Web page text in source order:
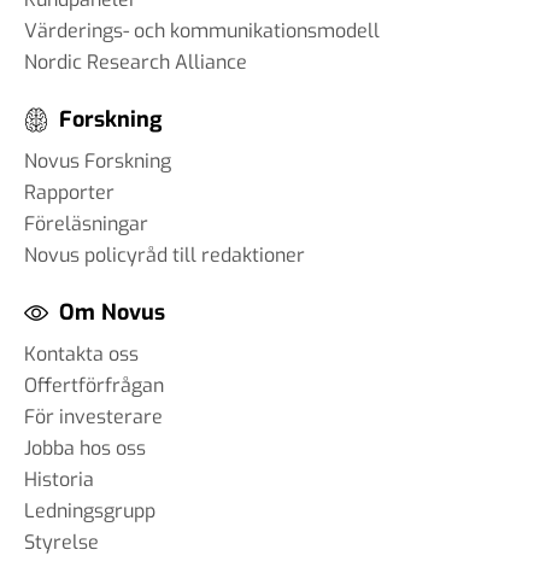
Värderings- och kommunikationsmodell
Nordic Research Alliance
Forskning
Novus Forskning
Rapporter
Föreläsningar
Novus policyråd till redaktioner
Om Novus
Kontakta oss
Offertförfrågan
För investerare
Jobba hos oss
Historia
Ledningsgrupp
Styrelse